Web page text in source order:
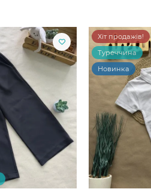
Хіт продажів!
Туреччина
Новинка